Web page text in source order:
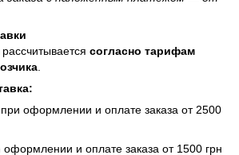
согласно тарифам
.
оформлении и оплате заказа от 2500
и оплате заказа от 1500 грн